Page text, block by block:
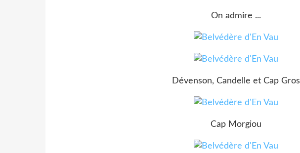
On admire ...
Dévenson, Candelle et Cap Gros
Cap Morgiou